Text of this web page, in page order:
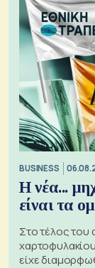
BUSINESS
Η νέα...
είναι τα
Στο τέλος του
είχε